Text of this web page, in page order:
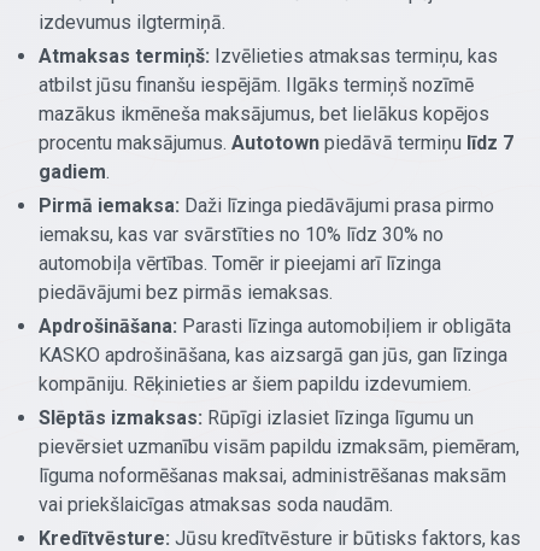
izdevumus ilgtermiņā.
Atmaksas termiņš: Izvēlieties atmaksas termiņu, kas
atbilst jūsu finanšu iespējām. Ilgāks termiņš nozīmē
mazākus ikmēneša maksājumus, bet lielākus kopējos
procentu maksājumus. Autotown piedāvā termiņu līdz 7
gadiem.
Pirmā iemaksa: Daži līzinga piedāvājumi prasa pirmo
iemaksu, kas var svārstīties no 10% līdz 30% no
automobiļa vērtības. Tomēr ir pieejami arī līzinga
piedāvājumi bez pirmās iemaksas.
Apdrošināšana: Parasti līzinga automobiļiem ir obligāta
KASKO apdrošināšana, kas aizsargā gan jūs, gan līzinga
kompāniju. Rēķinieties ar šiem papildu izdevumiem.
Slēptās izmaksas: Rūpīgi izlasiet līzinga līgumu un
pievērsiet uzmanību visām papildu izmaksām, piemēram,
līguma noformēšanas maksai, administrēšanas maksām
vai priekšlaicīgas atmaksas soda naudām.
Kredītvēsture: Jūsu kredītvēsture ir būtisks faktors, kas